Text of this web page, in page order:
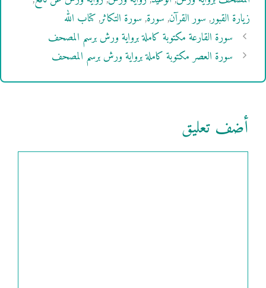
زيارة القبور,سور القرآن,سورة,سورة التكاثر,كتاب الله
سورة القارعة مكتوبة كاملة برواية ورش برسم المصحف
سورة العصر مكتوبة كاملة برواية ورش برسم المصحف
أضف تعليق